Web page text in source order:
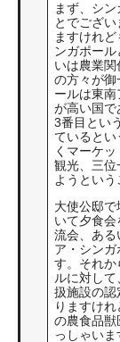
まず、シ
とでござ
ますけれ
ンガポー
いは農業
の方々が御
ールは東
が高い国で
3番目とい
ていると
くマーケ
観光、三位
ようという
大使公邸
いて夕食
流会、ある
ア・シン
す。それか
ルに対し
扱施設の認
りますけ
の農食品獣
っしゃい